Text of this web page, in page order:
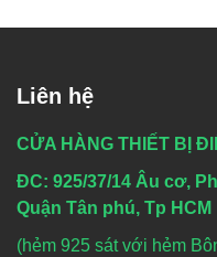
Liên hệ
CỬA HÀNG THIẾT BỊ
ĐC: 925/37/14 Âu cơ,
Quận Tân phú, Tp HCM
(hẻm 925 sát với hẻm